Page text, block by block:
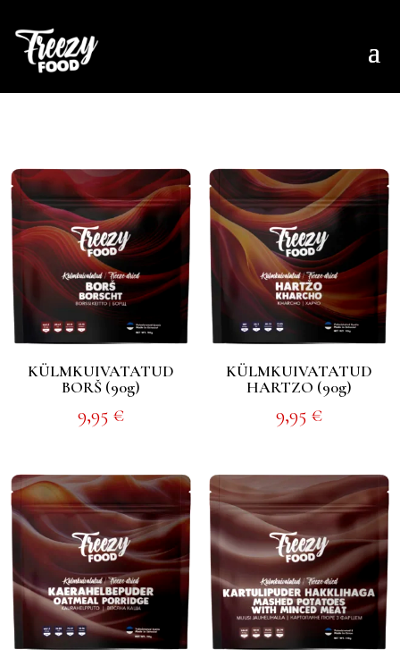
KÜLMKUIVATATUD
BORŠ (90g)
9,95 €
KÜLMKUIVATATUD
HARTZO (90g)
9,95 €